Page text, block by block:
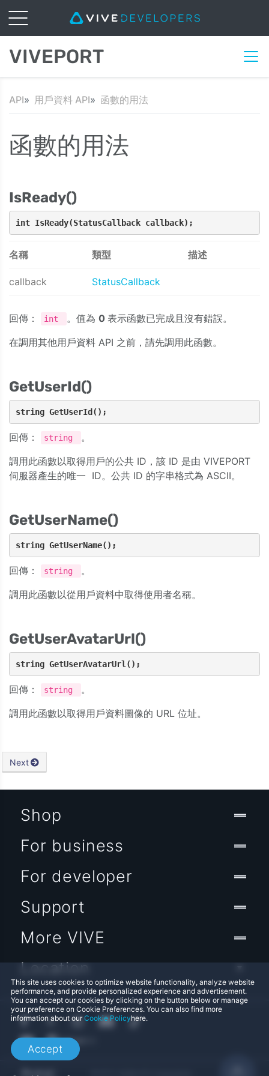
VIVEPORT
API 用戶資料 API 函數的用法
函數的用法
IsReady()
int IsReady(StatusCallback callback);
名稱 類型 描述
callback StatusCallback
回傳： int 。值為 0 表示函數已完成且沒有錯誤。
在調用其他用戶資料 API 之前，請先調用此函數。
GetUserId()
string GetUserId();
回傳： string
。
調用此函數以取得用戶的公共 ID，該 ID 是由 VIVEPORT
伺服器產生的唯一 ID。公共 ID 的字串格式為 ASCII。
GetUserName()
string GetUserName();
回傳： string
。
調用此函數以從用戶資料中取得使用者名稱。
GetUserAvatarUrl()
string GetUserAvatarUrl();
回傳： string
。
調用此函數以取得用戶資料圖像的 URL 位址。
Next
This site uses cookies to optimize website functionality, analyze website
performance, and provide personalized experience and advertisement.
You can accept our cookies by clicking on the button below or manage
your preference on Cookie Preferences. You can also find more
information about ourCookie Policyhere.
Accept
Shop
For business
For developer
Support
More VIVE
Location